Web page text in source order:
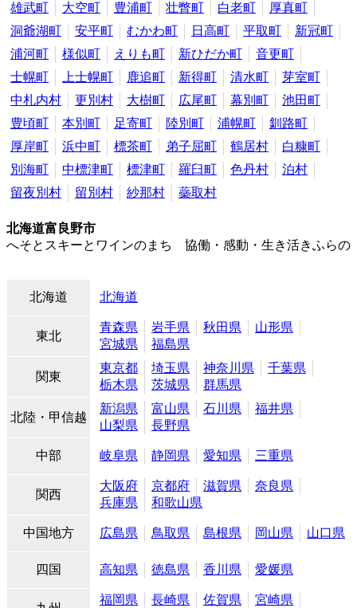
雄武町
大空町 豊浦町 壮瞥町 白老町
厚真町
洞爺湖町
安平町 むかわ町 日高町 平取町
新冠町
浦河町
様似町 えりも町 新ひだか町
音更町
士幌町
上士幌町 鹿追町 新得町 清水町
芽室町
中札内村
更別村 大樹町 広尾町 幕別町
池田町
豊頃町
本別町 足寄町 陸別町 浦幌町
釧路町
厚岸町
浜中町 標茶町 弟子屈町 鶴居村
白糠町
別海町
中標津町 標津町 羅臼町 色丹村
泊村
留夜別村
留別村 紗那村 蘂取村
北海道富良野市
へそとスキーとワインのまち 協働・感動・生き活きふらの
北海道 北海道
東北
青森県 岩手県 秋田県
山形県
宮城県
福島県
関東
東京都 埼玉県 神奈川県
千葉県
栃木県
茨城県 群馬県
北陸・甲信越
新潟県 富山県 石川県
福井県
山梨県
長野県
中部 岐阜県 静岡県 愛知県 三重県
関西
大阪府 京都府 滋賀県
奈良県
兵庫県
和歌山県
中国地方 広島県 鳥取県 島根県 岡山県 山口県
四国 高知県 徳島県 香川県 愛媛県
福岡県 長崎県 佐賀県 宮崎県